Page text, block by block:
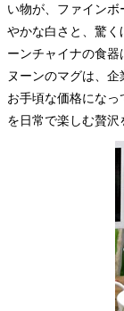
い物が、ファイン
やかな白さと、驚く
ーンチャイナの食
ヌーンのマグは、
お手頃な価格にな
を日常で楽しむ贅沢